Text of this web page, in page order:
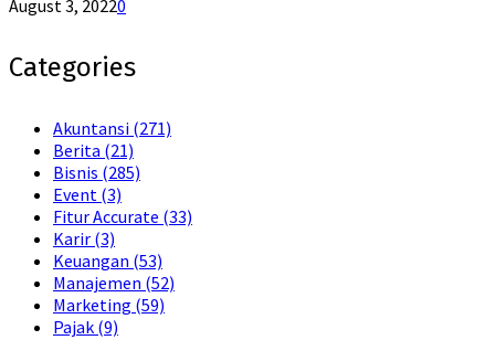
August 3, 20220
Categories
Akuntansi (271)
Berita (21)
Bisnis (285)
Event (3)
Fitur Accurate (33)
Karir (3)
Keuangan (53)
Manajemen (52)
Marketing (59)
Pajak (9)